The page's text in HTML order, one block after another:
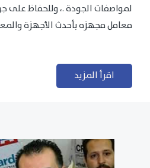
لمواصفات الجودة .، وللحفاظ على
معامل مجهزه بأحدث الأجهزة
اقرأ المزيد